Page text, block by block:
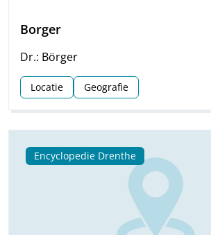
Borger
Dr.: Börger
Locatie Geografie
Encyclopedie Drenthe